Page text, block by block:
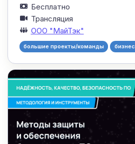
Бесплатно
Трансляция
ООО "МайТэк"
большие проекты/команды